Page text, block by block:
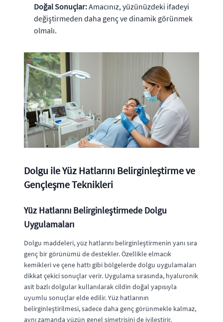
Doğal Sonuçlar:Amacınız, yüzünüzdeki ifadeyi
değiştirmeden daha genç ve dinamik görünmek
olmalı.
Dolgu ile Yüz Hatlarını Belirginleştirme ve
Gençleşme Teknikleri
Yüz Hatlarını Belirginleştirmede Dolgu
Uygulamaları
Dolgu maddeleri, yüz hatlarını belirginleştirmenin yanı sıra
genç bir görünümü de destekler. Özellikle elmacık
kemikleri ve çene hattı gibi bölgelerde dolgu uygulamaları
dikkat çekici sonuçlar verir. Uygulama sırasında, hyaluronik
asit bazlı dolgular kullanılarak cildin doğal yapısıyla
uyumlu sonuçlar elde edilir. Yüz hatlarının
belirginleştirilmesi, sadece daha genç görünmekle kalmaz,
aynı zamanda yüzün genel simetrisini de iyileştirir.